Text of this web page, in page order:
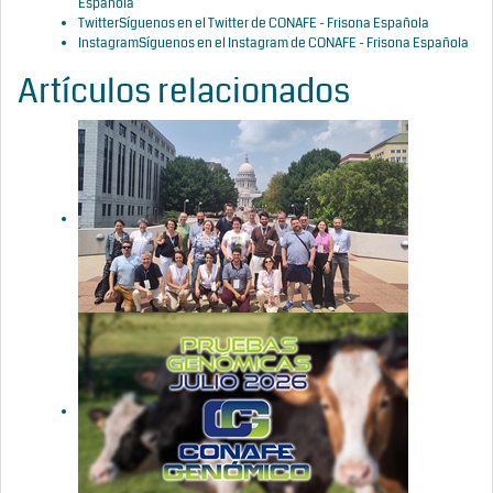
Española
TwitterSíguenos en el Twitter de CONAFE - Frisona Española
InstagramSíguenos en el Instagram de CONAFE - Frisona Española
Artículos relacionados
CONAFE
participa en
el WCGALP
2026: más
datos,
mejores
índices y una
genética
preparada